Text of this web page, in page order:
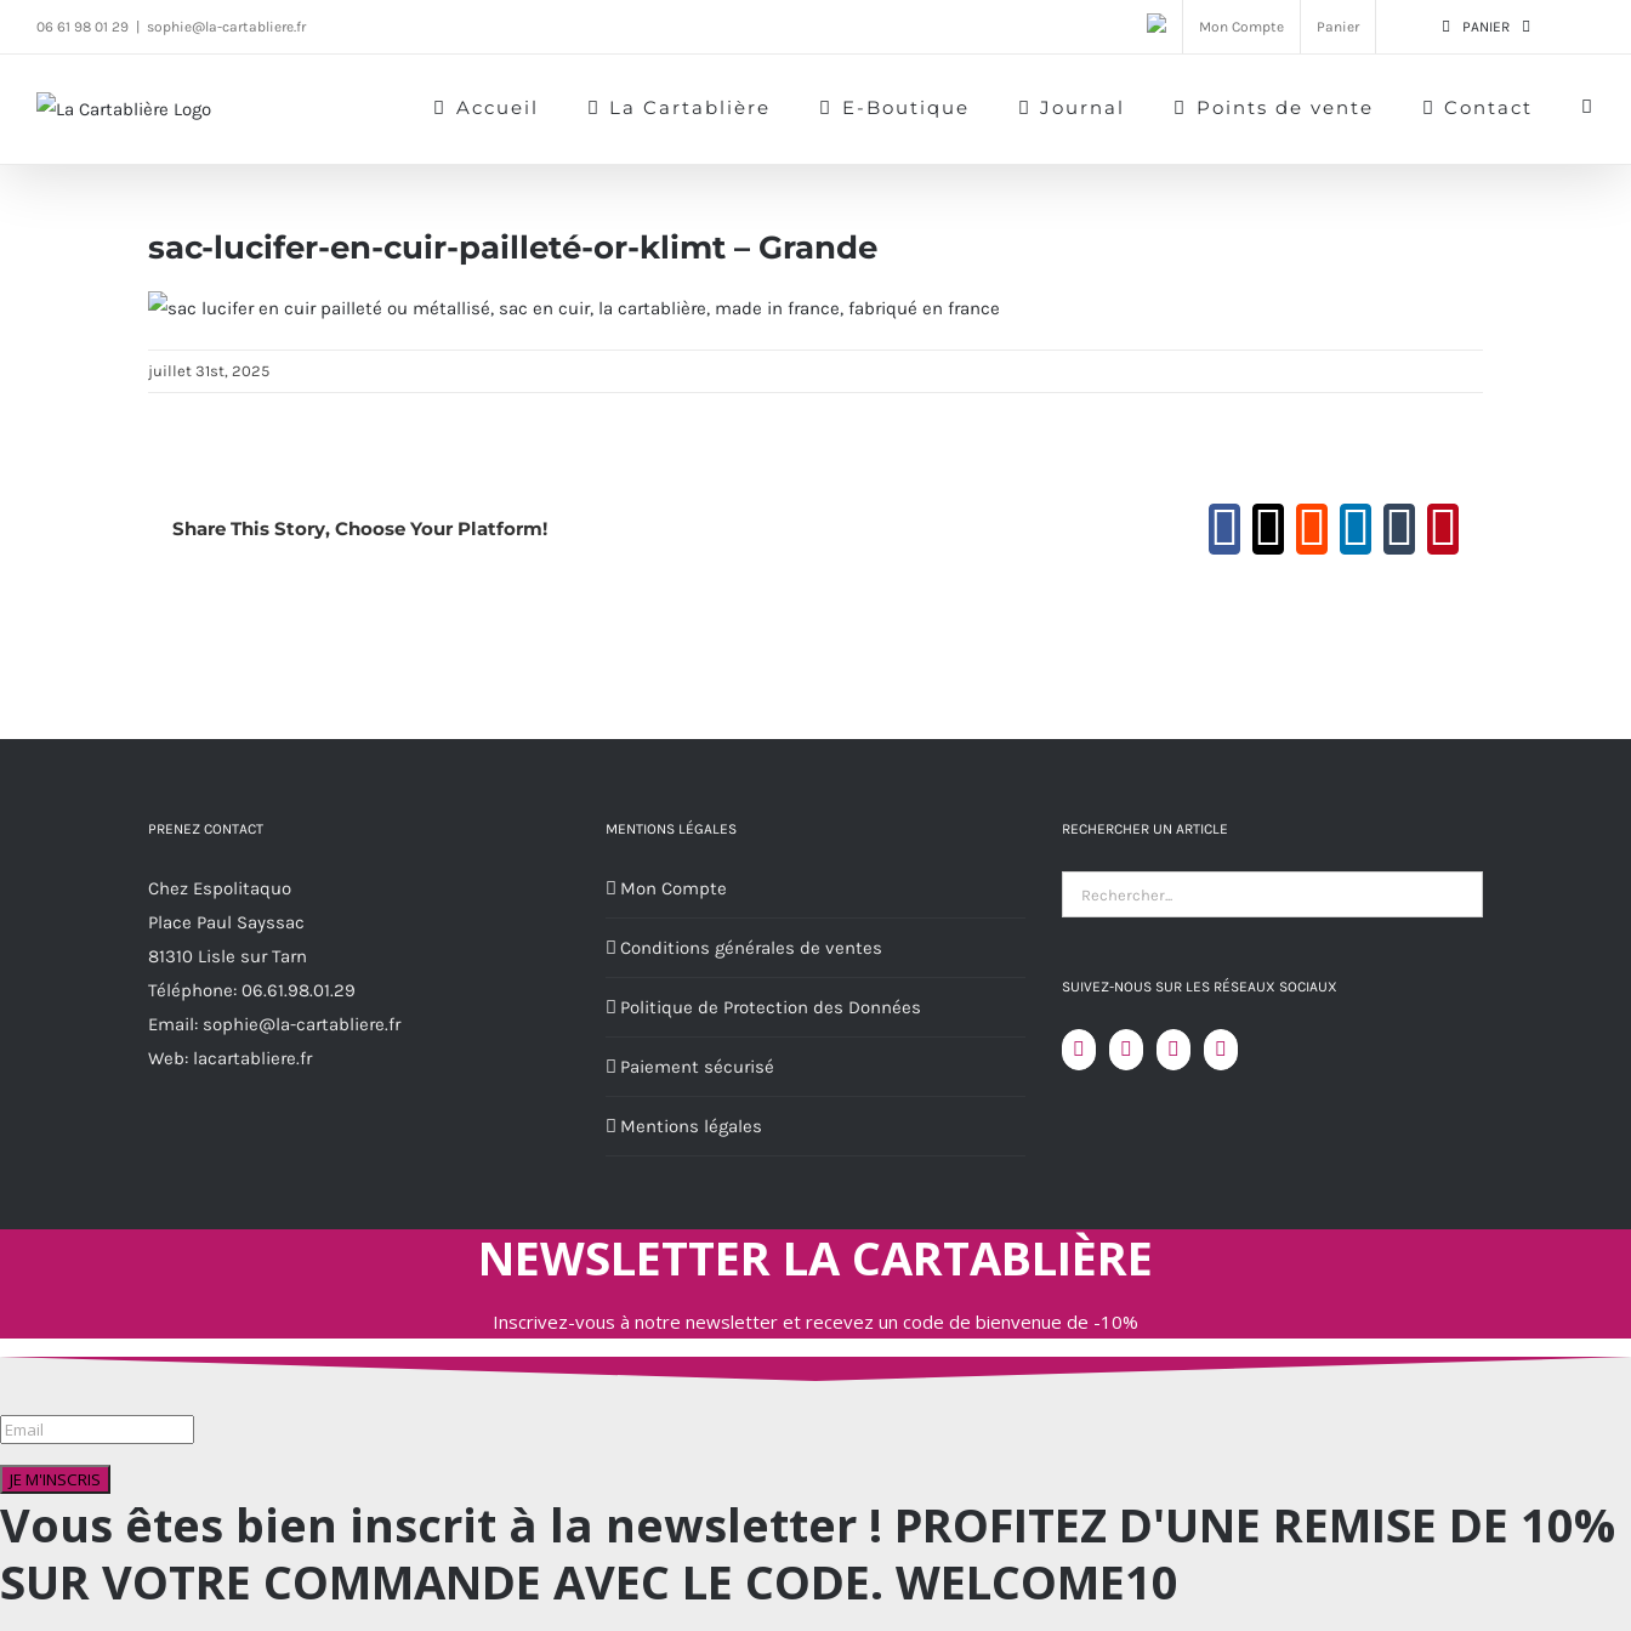
06 61 98 01 29 sophie@la-cartabliere.fr Mon Compte Panier PANIER
Accueil La Cartablière E-Boutique Journal Points de vente Contact
sac-lucifer-en-cuir-pailleté-or-klimt – Grande
juillet 31st, 2025
Share This Story, Choose Your Platform! Facebook
XReddit
LinkedIn
Tumblr
Pinterest
PRENEZ CONTACT
Chez Espolitaquo
Place Paul Sayssac
81310 Lisle sur Tarn
Téléphone: 06.61.98.01.29
Email: sophie@la-cartabliere.fr
Web: lacartabliere.fr
MENTIONS LÉGALES
Mon Compte
Conditions générales de ventes
Politique de Protection des Données
Paiement sécurisé
Mentions légales
RECHERCHER UN ARTICLE
SUIVEZ-NOUS SUR LES RÉSEAUX SOCIAUX
NEWSLETTER LA CARTABLIÈRE
Inscrivez-vous à notre newsletter et recevez un code de bienvenue de -10%
JE M'INSCRIS
Vous êtes bien inscrit à la newsletter ! PROFITEZ D'UNE REMISE DE 10%
SUR VOTRE COMMANDE AVEC LE CODE. WELCOME10